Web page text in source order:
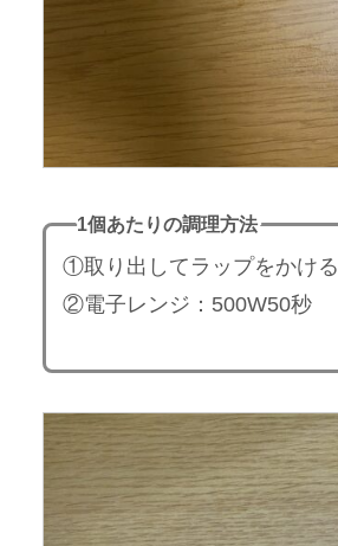
1個あたりの調理方法
①取り出してラップをかける
②電子レンジ：500W50秒